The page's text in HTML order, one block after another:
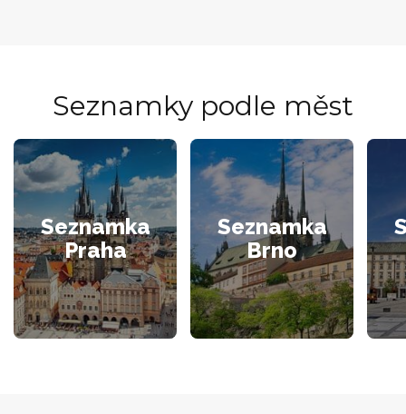
Seznamky podle měst
Seznamka
Praha
Seznamka
Brno